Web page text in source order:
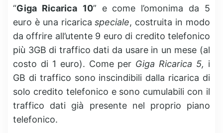
“Giga Ricarica 10” e come l’omonima da 5
euro è una ricaricaspeciale, costruita in modo
da offrire all’utente 9 euro di credito telefonico
più 3GB di traffico dati da usare in un mese (al
costo di 1 euro). Come per Giga Ricarica 5, i
GB di traffico sono inscindibili dalla ricarica di
solo credito telefonico e sono cumulabili con il
traffico dati già presente nel proprio piano
telefonico.